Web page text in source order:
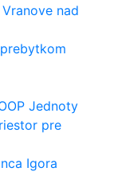
nad
Jednoty
pre
Igora